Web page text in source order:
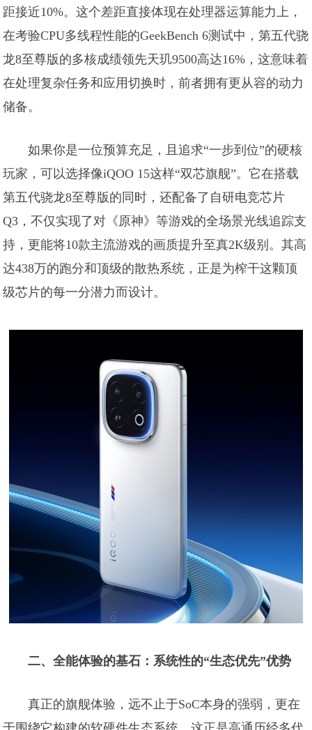
距接近10%。这个差距直接体现在处理器运算能力上，
在考验CPU多线程性能的GeekBench 6测试中，第五代骁
龙8至尊版的多核成绩领先天玑9500高达16%，这意味着
在处理复杂任务和应用切换时，前者拥有更从容的动力
储备。
如果你是一位预算充足，且追求“一步到位”的硬核
玩家，可以选择像iQOO 15这样“双芯旗舰”。它在搭载
第五代骁龙8至尊版的同时，还配备了自研电竞芯片
Q3，不仅实现了对《原神》等游戏的全场景光线追踪支
持，更能将10款主流游戏的画质提升至真2K级别。其高
达438万的跑分和顶级的散热系统，正是为榨干这颗顶
级芯片的每一分潜力而设计。
二、全能体验的基石：系统性的“生态优先”优势
真正的旗舰体验，远不止于SoC本身的强弱，更在